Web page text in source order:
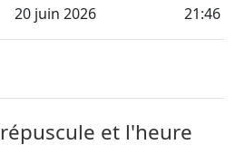
20 juin 2026 21:46
et l'heure